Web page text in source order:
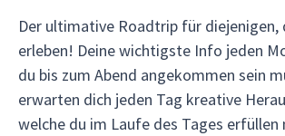
Der ultimative Roadtrip für diejenigen,
erleben! Deine wichtigste Info jeden
du bis zum Abend angekommen sein
erwarten dich jeden Tag kreative
welche du im Laufe des Tages erfüllen